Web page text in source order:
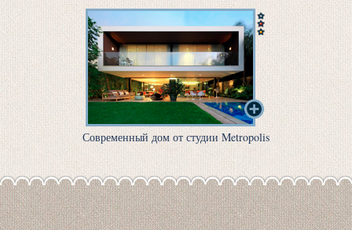
Современный дом от студии Metropolis